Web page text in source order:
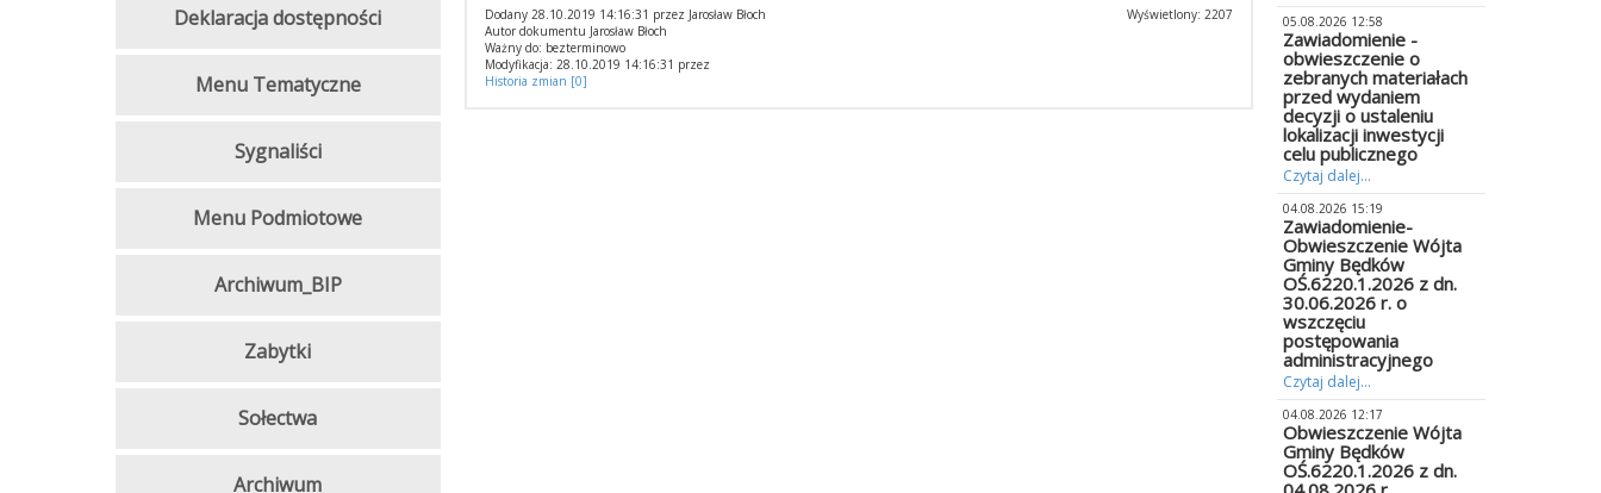
Wyświetlony: 2207
Dodany 28.10.2019 14:16:31 przez Jarosław Błoch
Autor dokumentu Jarosław Błoch
Ważny do: bezterminowo
Modyfikacja: 28.10.2019 14:16:31 przez
Historia zmian [0]
Deklaracja dostępności
Menu Tematyczne
Sygnaliści
Menu Podmiotowe
Archiwum_BIP
Zabytki
Sołectwa
Archiwum
05.08.2026 12:58
Zawiadomienie -
obwieszczenie o
zebranych materiałach
przed wydaniem
decyzji o ustaleniu
lokalizacji inwestycji
celu publicznego
Czytaj dalej...
04.08.2026 15:19
Zawiadomienie-
Obwieszczenie Wójta
Gminy Będków
OŚ.6220.1.2026 z dn.
30.06.2026 r. o
wszczęciu
postępowania
administracyjnego
Czytaj dalej...
04.08.2026 12:17
Obwieszczenie Wójta
Gminy Będków
OŚ.6220.1.2026 z dn.